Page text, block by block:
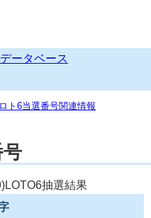
データベース
ロト6当選番号関連情報
)LOTO6抽選結果